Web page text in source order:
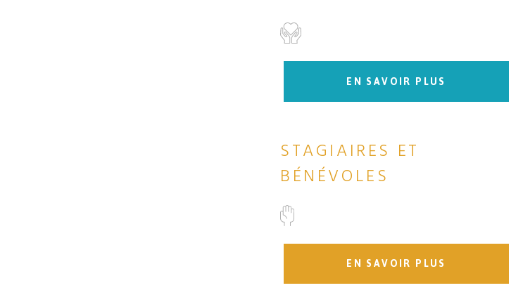
EN SAVOIR PLUS
STAGIAIRES ET
BÉNÉVOLES
EN SAVOIR PLUS